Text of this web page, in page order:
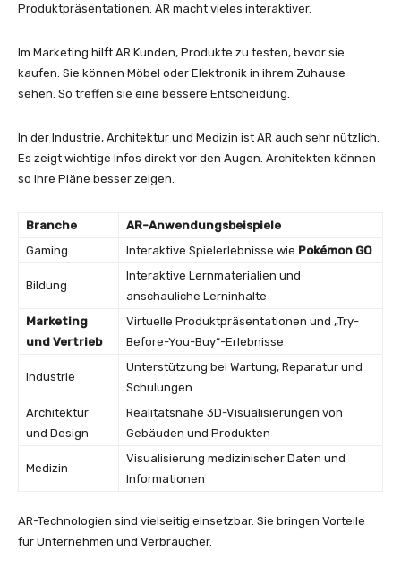
Produktpräsentationen. AR macht vieles interaktiver.
Im Marketing hilft AR Kunden, Produkte zu testen, bevor sie
kaufen. Sie können Möbel oder Elektronik in ihrem Zuhause
sehen. So treffen sie eine bessere Entscheidung.
In der Industrie, Architektur und Medizin ist AR auch sehr nützlich.
Es zeigt wichtige Infos direkt vor den Augen. Architekten können
so ihre Pläne besser zeigen.
Branche
AR-Anwendungsbeispiele
Gaming
Interaktive Spielerlebnisse wie Pokémon GO
Bildung
Interaktive Lernmaterialien und
anschauliche Lerninhalte
Marketing
und Vertrieb
Virtuelle Produktpräsentationen und „Try-
Before-You-Buy“-Erlebnisse
Industrie
Unterstützung bei Wartung, Reparatur und
Schulungen
Architektur
und Design
Realitätsnahe 3D-Visualisierungen von
Gebäuden und Produkten
Medizin
Visualisierung medizinischer Daten und
Informationen
AR-Technologien sind vielseitig einsetzbar. Sie bringen Vorteile
für Unternehmen und Verbraucher.